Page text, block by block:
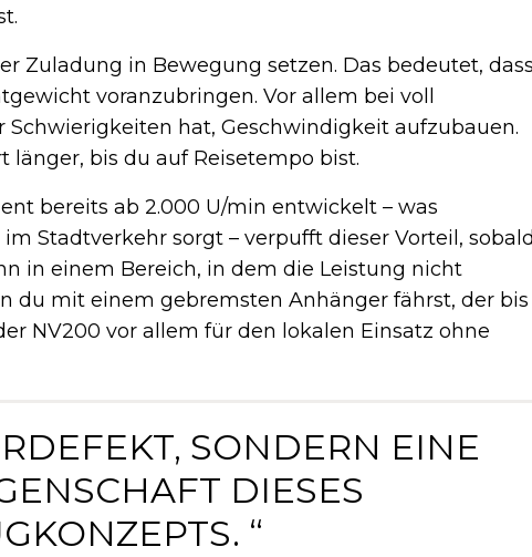
Zuladung in Bewegung setzen. Das bedeutet, dass
voranzubringen. Vor allem bei voll
hat, Geschwindigkeit aufzubauen.
bis du auf Reisetempo bist.
bereits ab 2.000 U/min entwickelt – was
Stadtverkehr sorgt – verpufft dieser Vorteil, sobald
in einem Bereich, in dem die Leistung nicht
du mit einem gebremsten Anhänger fährst, der bis
NV200 vor allem für den lokalen Einsatz ohne
SONDERN EINE
DIESES
“